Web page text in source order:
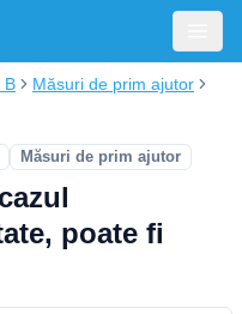
B
Măsuri de prim ajutor
Măsuri de prim ajutor
poate fi